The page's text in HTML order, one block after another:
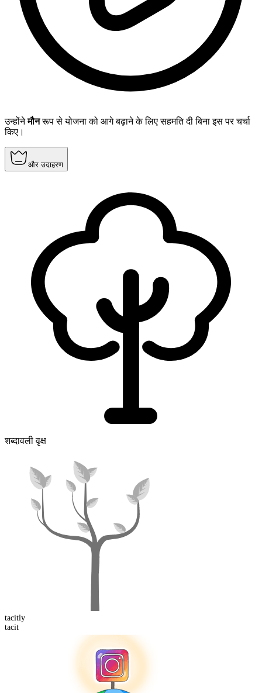
उन्होंनेमौनरूप से योजना को आगे बढ़ाने के लिए सहमति दी बिना इस पर चर्चा
किए।
और उदाहरण
शब्दावली वृक्ष
tacitly
tacit